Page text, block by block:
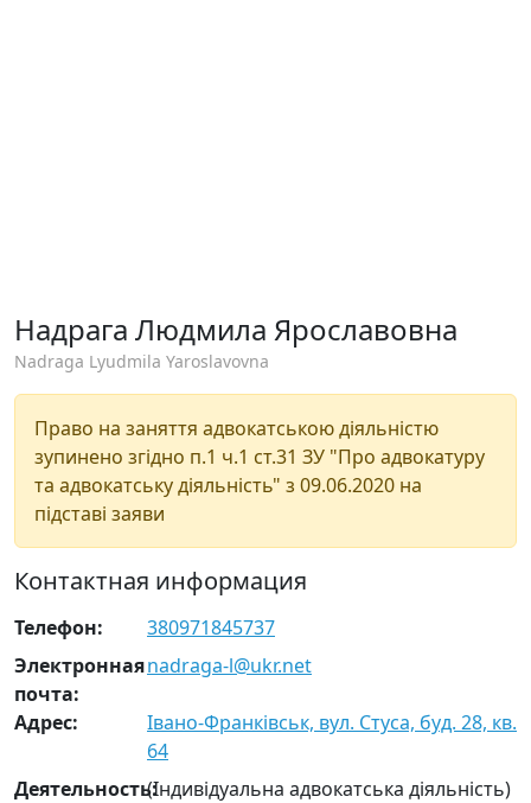
Надрага Людмила Ярославовна
Nadraga Lyudmila Yaroslavovna
Право на заняття адвокатською діяльністю
зупинено згідно п.1 ч.1 ст.31 ЗУ "Про адвокатуру
та адвокатську діяльність" з 09.06.2020 на
підставі заяви
Контактная информация
Телефон:
380971845737
Электронная
почта:
nadraga-l@ukr.net
Адрес:
Івано-Франківськ, вул. Стуса, буд. 28, кв.
64
Деятельность:(Індивідуальна адвокатська діяльність)